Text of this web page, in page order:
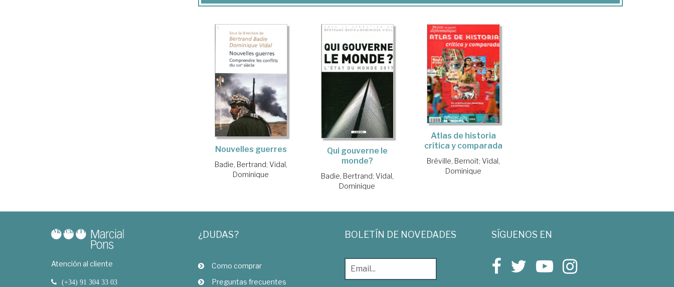
Nouvelles guerres
Badie, Bertrand; Vidal,
Dominique
Qui gouverne le
monde?
Badie, Bertrand; Vidal,
Dominique
Atlas de historia
crítica y comparada
Bréville, Bernoit;Vidal,
Dominique
Atención al cliente
(+34) 91 304 33 03
¿DUDAS?
Como comprar
Preguntas frecuentes
BOLETÍN DE NOVEDADES SÍGUENOS EN